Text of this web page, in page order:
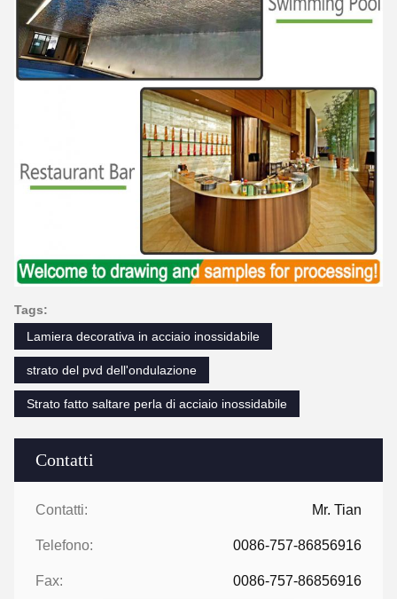
Contatti
Contatti: Mr. Tian
Telefono: 0086-757-86856916
Fax: 0086-757-86856916
Tags:
Lamiera decorativa in acciaio inossidabile
strato del pvd dell'ondulazione
Strato fatto saltare perla di acciaio inossidabile